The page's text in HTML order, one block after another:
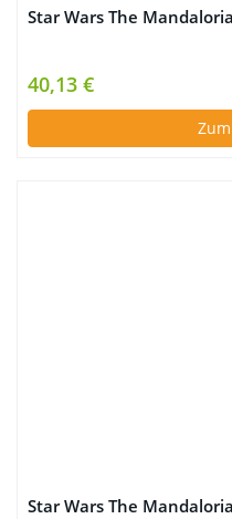
Star Wars The
40,13 €
Star Wars The